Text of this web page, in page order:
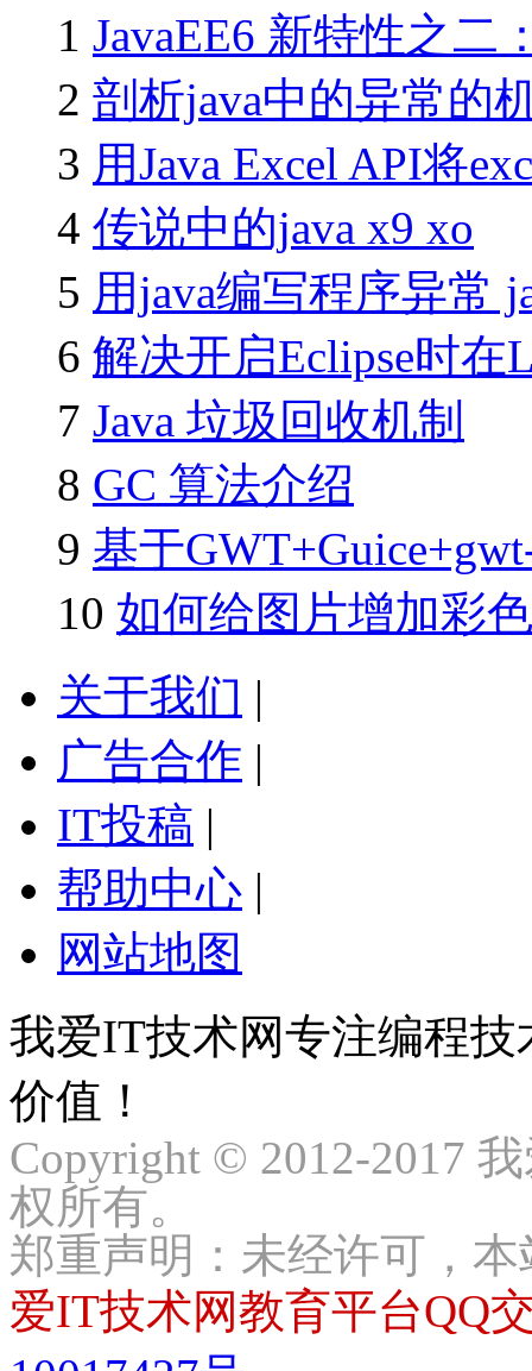
1 JavaEE6 新特性之二
2 剖析java中的异常的
3 用Java Excel API将
4 传说中的java x9 xo
5 用java编写程序异常
6 解决开启Eclipse时在
7 Java 垃圾回收机制
8 GC 算法介绍
9 基于
10 如何给图片增加彩
关于我们 |
广告合作 |
IT投稿 |
帮助中心 |
网站地图
我爱IT技术网专注编程
价值！
Copyright © 2012-2017
权所有。
郑重声明：未经许可，
爱IT技术网教育平台QQ